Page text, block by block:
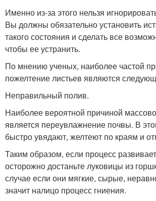
Именно из-за этого нельзя
Вы должны обязательно установить
такого состояния и сделать все
чтобы ее устранить.
По мнению ученых, наиболее частой
пожелтение листьев являются
Неправильный полив.
Наиболее вероятной причиной
является переувлажнение почвы. В
быстро увядают, желтеют по краям и
Таким образом, если процесс
осторожно достаньте луковицы из
случае если они мягкие, сырые,
значит налицо процесс гниения.